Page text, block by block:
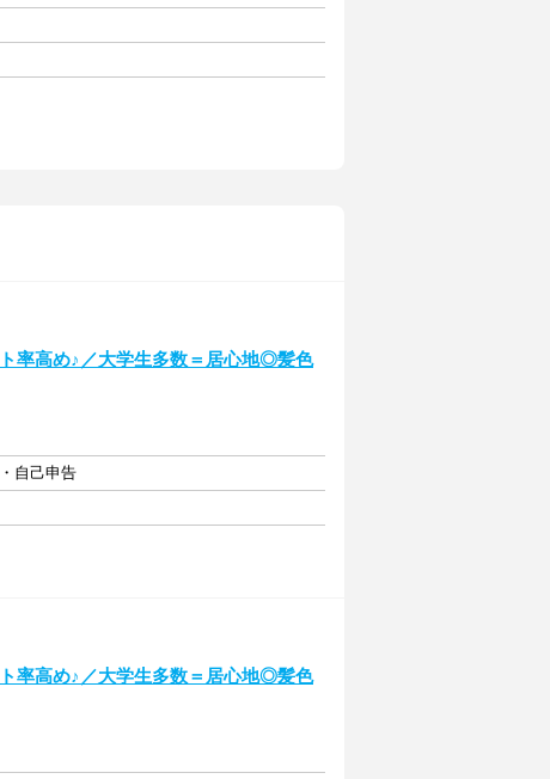
率高め♪／大学生多数＝居心地◎髪色
自己申告
率高め♪／大学生多数＝居心地◎髪色